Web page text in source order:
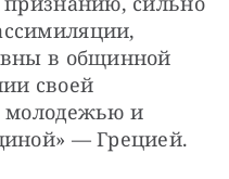
в общинной
своей
молодежью и
— Грецией.